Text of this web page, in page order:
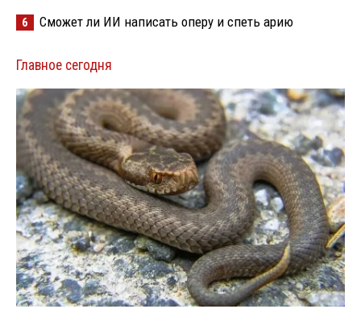
6 Сможет ли ИИ написать оперу и спеть арию
Главное сегодня